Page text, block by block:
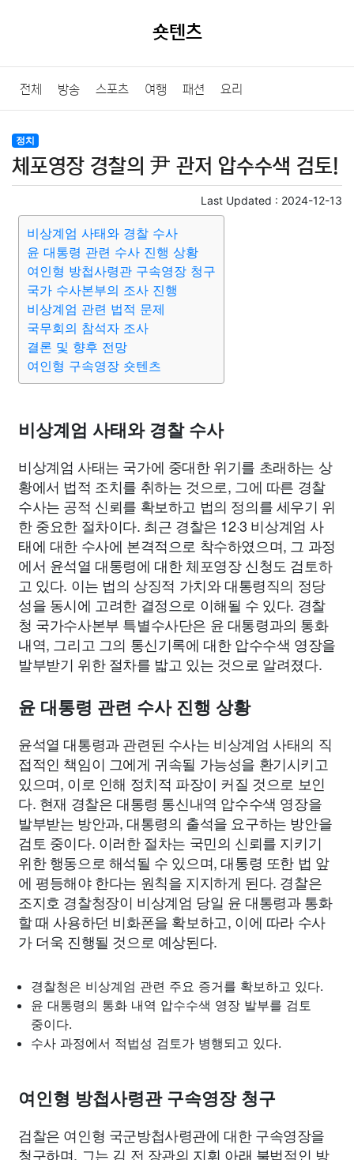
숏텐츠
전체 방송 스포츠 여행 패션 요리
정치
체포영장 경찰의 尹 관저 압수수색 검토!
Last Updated : 2024-12-13
비상계엄 사태와 경찰 수사
윤 대통령 관련 수사 진행 상황
여인형 방첩사령관 구속영장 청구
국가 수사본부의 조사 진행
비상계엄 관련 법적 문제
국무회의 참석자 조사
결론 및 향후 전망
여인형 구속영장 숏텐츠
비상계엄 사태와 경찰 수사
비상계엄 사태는 국가에 중대한 위기를 초래하는 상
황에서 법적 조치를 취하는 것으로, 그에 따른 경찰
수사는 공적 신뢰를 확보하고 법의 정의를 세우기 위
한 중요한 절차이다. 최근 경찰은 12·3 비상계엄 사
태에 대한 수사에 본격적으로 착수하였으며, 그 과정
에서 윤석열 대통령에 대한 체포영장 신청도 검토하
고 있다. 이는 법의 상징적 가치와 대통령직의 정당
성을 동시에 고려한 결정으로 이해될 수 있다. 경찰
청 국가수사본부 특별수사단은 윤 대통령과의 통화
내역, 그리고 그의 통신기록에 대한 압수수색 영장을
발부받기 위한 절차를 밟고 있는 것으로 알려졌다.
윤 대통령 관련 수사 진행 상황
윤석열 대통령과 관련된 수사는 비상계엄 사태의 직
접적인 책임이 그에게 귀속될 가능성을 환기시키고
있으며, 이로 인해 정치적 파장이 커질 것으로 보인
다. 현재 경찰은 대통령 통신내역 압수수색 영장을
발부받는 방안과, 대통령의 출석을 요구하는 방안을
검토 중이다. 이러한 절차는 국민의 신뢰를 지키기
위한 행동으로 해석될 수 있으며, 대통령 또한 법 앞
에 평등해야 한다는 원칙을 지지하게 된다. 경찰은
조지호 경찰청장이 비상계엄 당일 윤 대통령과 통화
할 때 사용하던 비화폰을 확보하고, 이에 따라 수사
가 더욱 진행될 것으로 예상된다.
경찰청은 비상계엄 관련 주요 증거를 확보하고 있다.
윤 대통령의 통화 내역 압수수색 영장 발부를 검토
중이다.
수사 과정에서 적법성 검토가 병행되고 있다.
여인형 방첩사령관 구속영장 청구
검찰은 여인형 국군방첩사령관에 대한 구속영장을
청구하며, 그는 김 전 장관의 지휘 아래 불법적인 방